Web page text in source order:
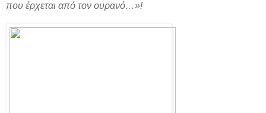
που έρχεται από τον ουρανό…»!